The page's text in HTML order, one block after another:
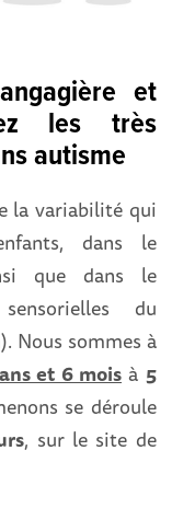
et
les très
autisme
la variabilité qui
dans le
que dans le
du
Nous sommes à
et 6 mois à 5
se déroule
, sur le site de